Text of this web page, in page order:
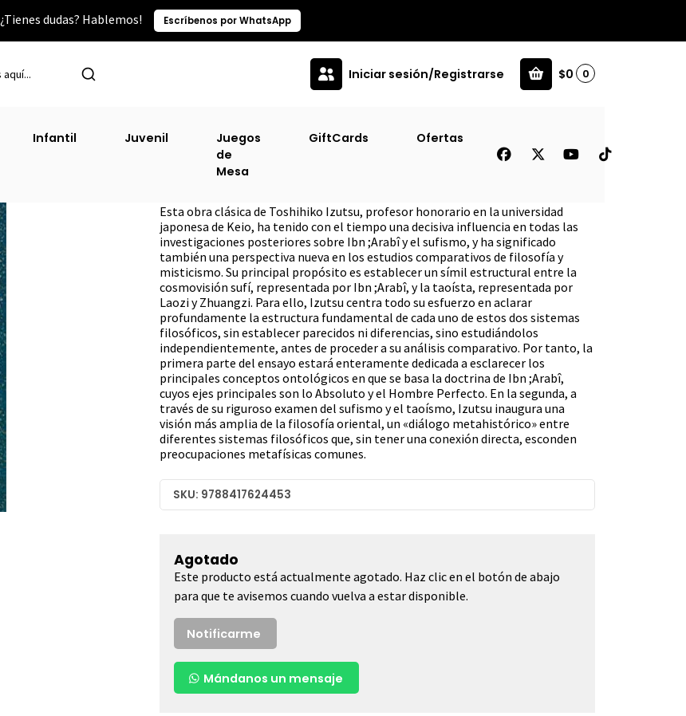
¿Tienes dudas? Hablemos! Escríbenos por WhatsApp
Iniciar sesión/Registrarse $0 0
Infantil Juvenil
Juegos
de
Mesa
GiftCards Ofertas
Sufismo Y Taoismo, 1 Volumen
Esta obra clásica de Toshihiko Izutsu, profesor honorario en la universidad
japonesa de Keio, ha tenido con el tiempo una decisiva influencia en todas las
investigaciones posteriores sobre Ibn ;Arabî y el sufismo, y ha significado
también una perspectiva nueva en los estudios comparativos de filosofía y
misticismo. Su principal propósito es establecer un símil estructural entre la
cosmovisión sufí, representada por Ibn ;Arabî, y la taoísta, representada por
Laozi y Zhuangzi. Para ello, Izutsu centra todo su esfuerzo en aclarar
profundamente la estructura fundamental de cada uno de estos dos sistemas
filosóficos, sin establecer parecidos ni diferencias, sino estudiándolos
independientemente, antes de proceder a su análisis comparativo. Por tanto, la
primera parte del ensayo estará enteramente dedicada a esclarecer los
principales conceptos ontológicos en que se basa la doctrina de Ibn ;Arabî,
cuyos ejes principales son lo Absoluto y el Hombre Perfecto. En la segunda, a
través de su riguroso examen del sufismo y el taoísmo, Izutsu inaugura una
visión más amplia de la filosofía oriental, un «diálogo metahistórico» entre
diferentes sistemas filosóficos que, sin tener una conexión directa, esconden
preocupaciones metafísicas comunes.
SKU: 9788417624453
Agotado
Este producto está actualmente agotado. Haz clic en el botón de abajo
para que te avisemos cuando vuelva a estar disponible.
Notificarme
Mándanos un mensaje